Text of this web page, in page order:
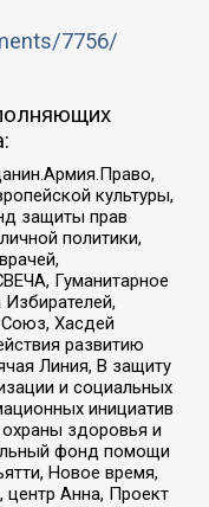
7756/
культуры,
защиты прав
политики,
Гуманитарное
Хасдей
развитию
Линия, В защиту
и социальных
инициатив
здоровья и
фонд помощи
Новое время,
центр Анна, Проект